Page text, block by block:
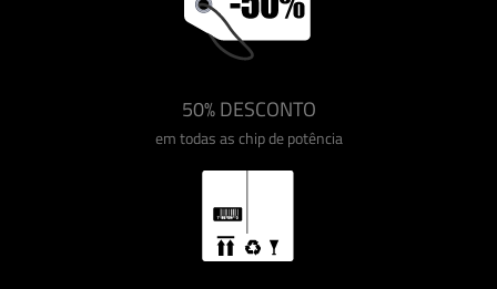
50% DESCONTO
em todas as chip de potência